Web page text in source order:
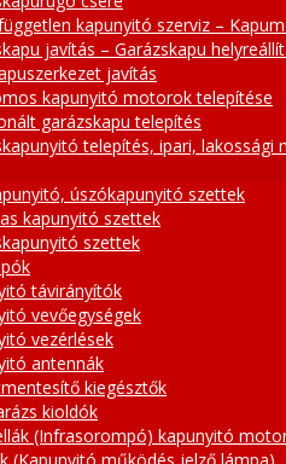
kapunyitó szerviz –
javítás – Garázskapu
javítás
kapunyitó motorok telepítése
garázskapu telepítés
telepítés, ipari, lakossági
úszókapunyitó szettek
kapunyitó szettek
szettek
távirányítók
vevőegységek
vezérlések
antennák
kiegésztők
kioldók
(Infrasorompó) kapunyitó